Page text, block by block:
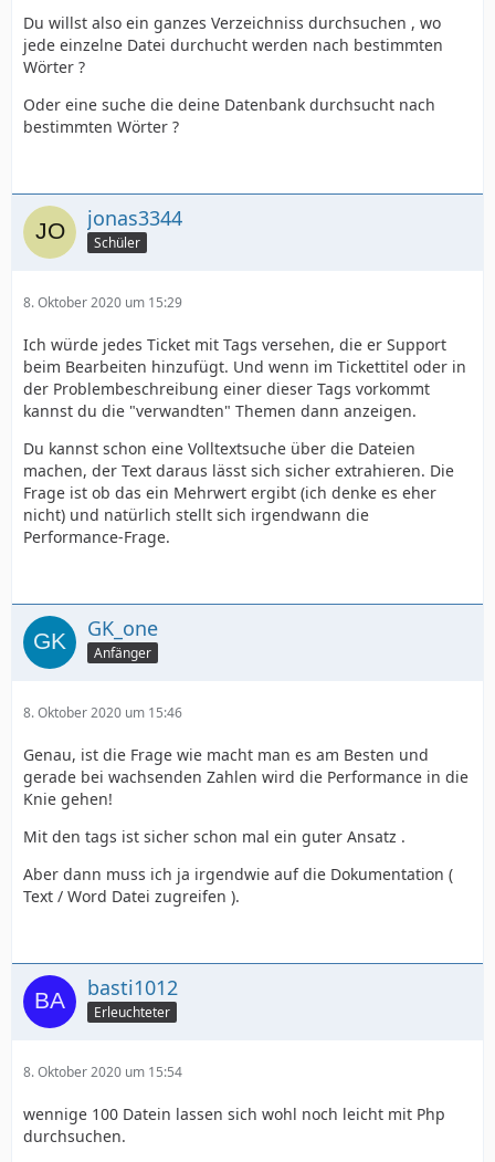
Du willst also ein ganzes Verzeichniss durchsuchen , wo
jede einzelne Datei durchucht werden nach bestimmten
Wörter ?
Oder eine suche die deine Datenbank durchsucht nach
bestimmten Wörter ?
jonas3344
Schüler
8. Oktober 2020 um 15:29
Ich würde jedes Ticket mit Tags versehen, die er Support
beim Bearbeiten hinzufügt. Und wenn im Tickettitel oder in
der Problembeschreibung einer dieser Tags vorkommt
kannst du die "verwandten" Themen dann anzeigen.
Du kannst schon eine Volltextsuche über die Dateien
machen, der Text daraus lässt sich sicher extrahieren. Die
Frage ist ob das ein Mehrwert ergibt (ich denke es eher
nicht) und natürlich stellt sich irgendwann die
Performance-Frage.
GK_one
Anfänger
8. Oktober 2020 um 15:46
Genau, ist die Frage wie macht man es am Besten und
gerade bei wachsenden Zahlen wird die Performance in die
Knie gehen!
Mit den tags ist sicher schon mal ein guter Ansatz .
Aber dann muss ich ja irgendwie auf die Dokumentation (
Text / Word Datei zugreifen ).
basti1012
Erleuchteter
8. Oktober 2020 um 15:54
wennige 100 Datein lassen sich wohl noch leicht mit Php
durchsuchen.